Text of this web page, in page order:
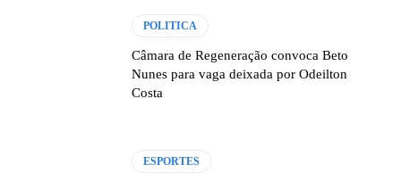
POLITICA
Câmara de Regeneração convoca Beto
Nunes para vaga deixada por Odeilton
Costa
ESPORTES